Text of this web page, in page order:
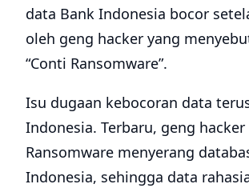
data Bank Indonesia bocor
oleh geng hacker yang
“Conti Ransomware”.
Isu dugaan kebocoran data
Indonesia. Terbaru, geng hacker
Ransomware menyerang
Indonesia, sehingga data